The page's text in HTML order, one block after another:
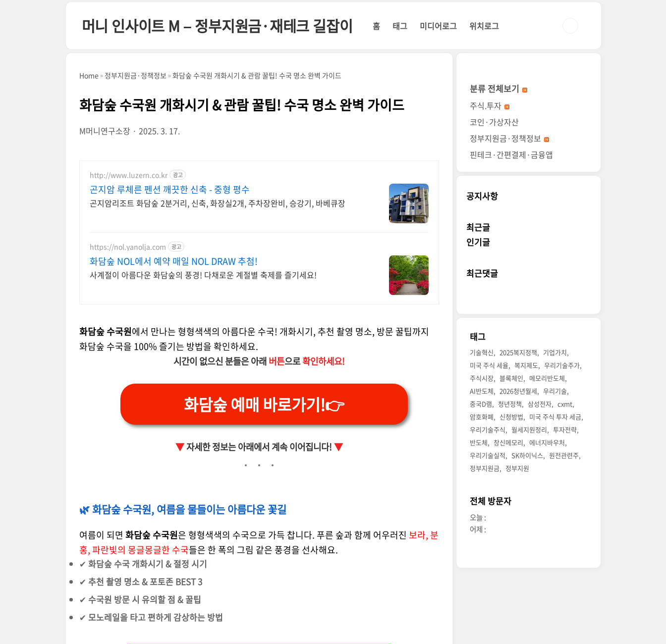
머니 인사이트 M – 정부지원금·재테크 길잡이 홈 태그 미디어로그 위치로그
Home 정부지원금·정책정보 화담숲 수국원 개화시기 & 관람 꿀팁! 수국 명소 완벽 가이드
화담숲 수국원 개화시기 & 관람 꿀팁! 수국 명소 완벽 가이드
M머니연구소장 2025. 3. 17.
http://www.luzern.co.kr 광고
곤지암 루체른 펜션 깨끗한 신축 - 중형 평수
곤지암리조트 화담숲 2분거리, 신축, 화장실2개, 주차장완비, 승강기, 바베큐장
https://nol.yanolja.com 광고
화담숲 NOL에서 예약 매일 NOL DRAW 추첨!
사계절이 아름다운 화담숲의 풍경! 다채로운 계절별 축제를 즐기세요!
화담숲 수국원에서 만나는 형형색색의 아름다운 수국! 개화시기, 추천 촬영 명소, 방문 꿀팁까지
화담숲 수국을 100% 즐기는 방법을 확인하세요.
시간이 없으신 분들은 아래버튼으로확인하세요!
화담숲 예매 바로가기!👉
▼자세한 정보는 아래에서 계속 이어집니다!▼
🌿 화담숲 수국원, 여름을 물들이는 아름다운 꽃길
여름이 되면 화담숲 수국원은 형형색색의 수국으로 가득 찹니다. 푸른 숲과 함께 어우러진 보라, 분
홍, 파란빛의 몽글몽글한 수국들은 한 폭의 그림 같은 풍경을 선사해요.
✔ 화담숲 수국 개화시기 & 절정 시기
✔ 추천 촬영 명소 & 포토존 BEST 3
✔ 수국원 방문 시 유의할 점 & 꿀팁
✔ 모노레일을 타고 편하게 감상하는 방법
분류 전체보기
주식.투자
코인·가상자산
정부지원금·정책정보
핀테크·간편결제·금융앱
공지사항
최근글
인기글
최근댓글
태그
기술혁신 2025복지정책
기업가치
미국 주식 세율
복지제도
우리기술주가
주식시장
블록체인
메모리반도체
AI반도체
2026청년월세
우리기술
중국D램
청년정책 삼성전자
cxmt
암호화폐
신청방법
미국 주식 투자 세금
우리기술주식
월세지원정리
투자전략
반도체
창신메모리
에너지바우처
우리기술실적
SK하이닉스
원전관련주
정부지원금
정부지원
전체 방문자
오늘 :
어제 :